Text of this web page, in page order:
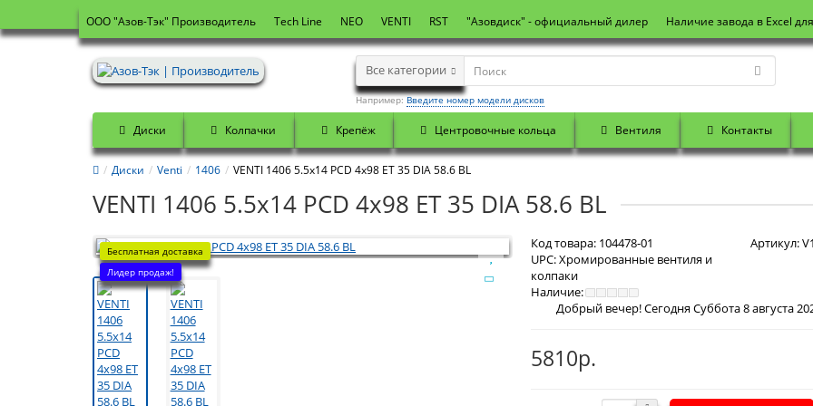
OOO "Азов-Тэк" Производитель Tech Line NEO VENTI RST "Азовдиск" - официальный дилер Наличие завода в Excel
Все категории
Например:Введите номер модели дисков
Диски Колпачки Крепёж Центровочные кольца Вентиля Контакты
Диски Venti 1406 VENTI 1406 5.5x14 PCD 4x98 ET 35 DIA 58.6 BL
VENTI 1406 5.5x14 PCD 4x98 ET 35 DIA 58.6 BL
Бесплатная доставка
Лидер продаж!
Код товара: 104478-01 Артикул:
UPC:Хромированные вентиля и
колпаки
Наличие:
5810р.